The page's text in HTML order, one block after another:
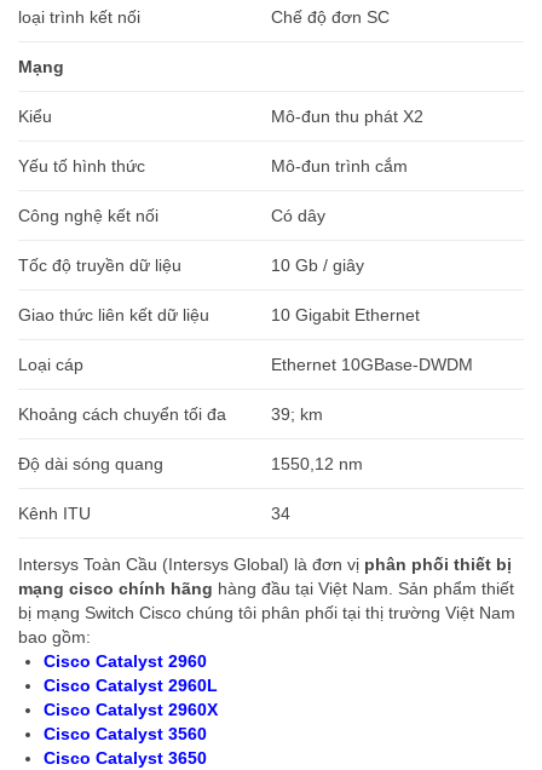
loại trình kết nối Chế độ đơn SC
Mạng
Kiểu Mô-đun thu phát X2
Yếu tố hình thức Mô-đun trình cắm
Công nghệ kết nối Có dây
Tốc độ truyền dữ liệu 10 Gb / giây
Giao thức liên kết dữ liệu 10 Gigabit Ethernet
Loại cáp Ethernet 10GBase-DWDM
Khoảng cách chuyển tối đa 39; km
Độ dài sóng quang 1550,12 nm
Kênh ITU 34
Intersys Toàn Cầu (Intersys Global) là đơn vị phân phối thiết bị
mạng cisco chính hãng hàng đầu tại Việt Nam. Sản phẩm thiết
bị mạng Switch Cisco chúng tôi phân phối tại thị trường Việt Nam
bao gồm:
Cisco Catalyst 2960
Cisco Catalyst 2960L
Cisco Catalyst 2960X
Cisco Catalyst 3560
Cisco Catalyst 3650